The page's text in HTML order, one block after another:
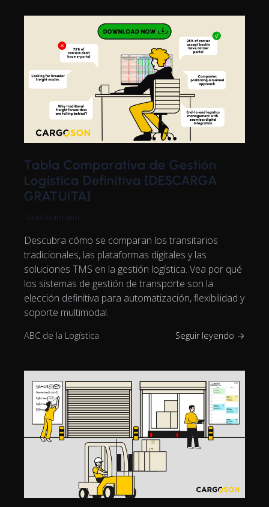
Tabla Comparativa de Gestión
Logística Definitiva [DESCARGA
GRATUITA]
Tanel Vaarmann
Descubra cómo se comparan los transitarios
tradicionales, las plataformas digitales y las
soluciones TMS en la gestión logística. Vea por qué
los sistemas de gestión de transporte son la
elección definitiva para automatización, flexibilidad y
soporte multimodal.
ABC de la Logística Seguir leyendo →